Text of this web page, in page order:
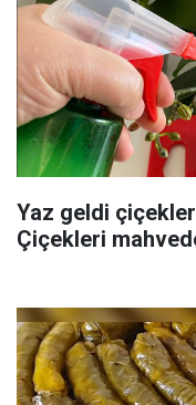
Yaz geldi
Çiçekleri